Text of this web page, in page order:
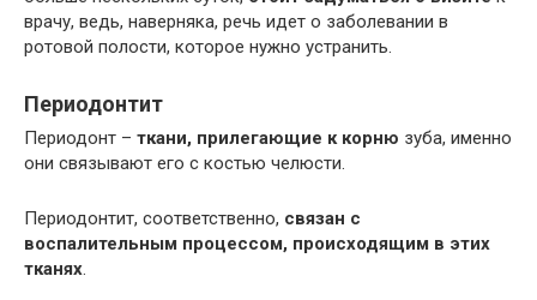
врачу, ведь, наверняка, речь идет о заболевании в
ротовой полости, которое нужно устранить.
Периодонтит
Периодонт – ткани, прилегающие к корню зуба, именно
они связывают его с костью челюсти.
Периодонтит, соответственно, связан с
воспалительным процессом, происходящим в этих
тканях.